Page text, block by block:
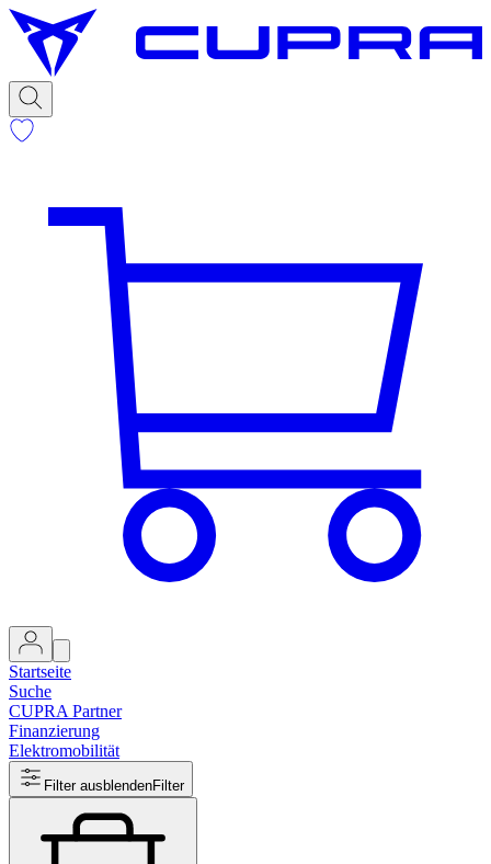
Startseite
Suche
CUPRA Partner
Finanzierung
Elektromobilität
Filter ausblendenFilter